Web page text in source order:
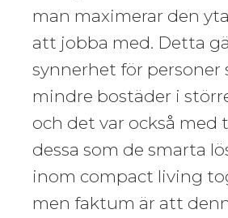
man maximerar den
att jobba med. Detta
synnerhet för personer
mindre bostäder i
och det var också med
dessa som de smarta
inom compact living
men faktum är att